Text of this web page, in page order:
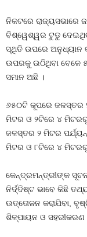
ନିକଟରେ ରାଜ୍ୟସଭାରେ
ବିଶ୍ୱେଶ୍ୱର ଟୁଡୁ
ସ୍ଥିତି ଉପରେ ଅନୁଧ୍ୟାନ
ଉପରକୁ ଉଠିଥିବା ବେଳେ
ସମାନ ଅଛି ।
୬୫୦ଟି କୂପରେ ଜଳସ୍ତର
ମିଟର ଓ ୨ଟିରେ ୪
ଜଳସ୍ତର ୨ ମିଟର
ମିଟର ଓ ୮ଟିରେ ୪
କେନ୍ଦ୍ରମନ୍ତ୍ରୀଙ୍କ
ନିର୍ଦ୍ଦିଷ୍ଟ ଭାବେ କିଛି
ଉତ୍ତୋଳନ କରାଯିବା,
ଶିଳ୍ପାୟନ ଓ